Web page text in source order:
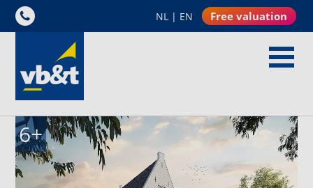
NL | EN Free valuation
6+